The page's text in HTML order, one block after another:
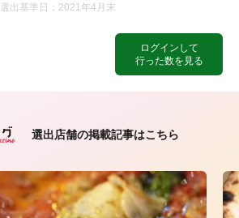
ログインして
行った数を見る
選出基準日：2021年4月末
選出店舗の掲載記事はこちら